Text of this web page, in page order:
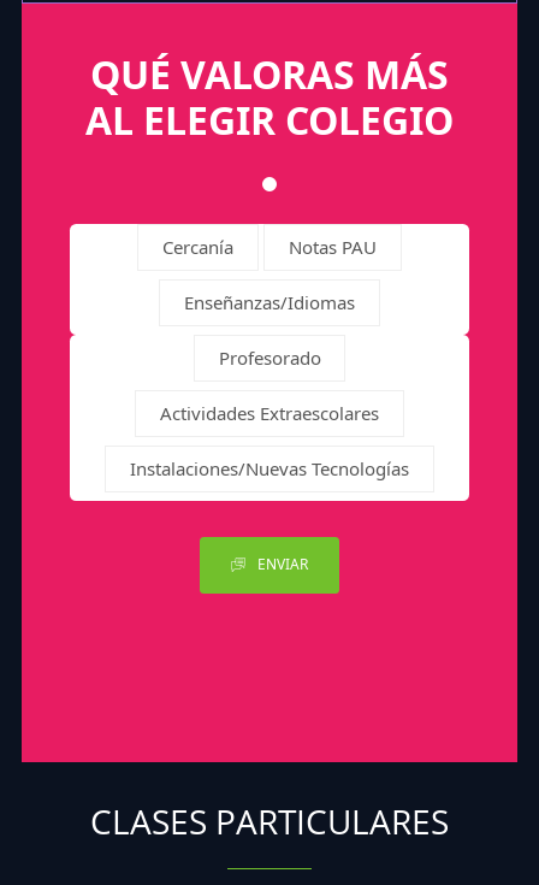
QUÉ VALORAS MÁS
AL ELEGIR COLEGIO
Cercanía Notas PAU
Enseñanzas/Idiomas
Profesorado
Actividades Extraescolares
Instalaciones/Nuevas Tecnologías
ENVIAR
CLASES PARTICULARES